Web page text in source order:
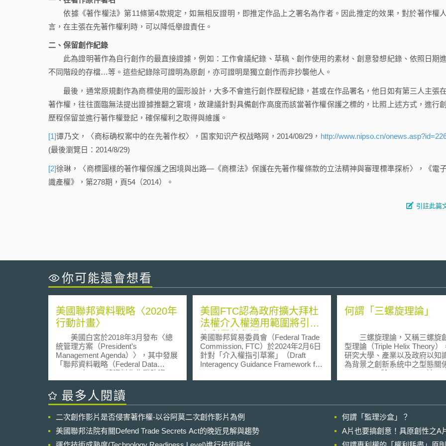
依據《著作權法》第11條第4款規定，如無相反證明，即推定作品上之署名為作者。因此推定的效果，對於著作權
言，在主張在先著作權利時，可以降低舉證責任。
二、保留創作紀錄
此為證明著作為自行創作的最直接證據，例如：工作會議紀錄、草稿、創作使用的素材、創意發想紀錄、依照日期
不同階段的存檔…等。這些紀錄除可證明為原創，亦可證明是獨立創作而非抄襲他人。
最後，通常原規劃作為商標使用的圖形設計，大多不會進行創作歷程紀錄，甚或在作品署名，他日如有第三人主張
著作權，往往面臨無法提出證據推翻之窘境，故建議針對具備創作高度而該當著作權保護之標的，比照上述方式，進行
歷程保留並進行著作權登記，確保權利之取得與維護。
[1]谭乃文，〈商标确权案中的在先著作权〉，国家知识产权战略网，2014/08/29， http://www.nipso.cn/
(最後瀏覽日：2014/8/29)
[2]徐琳，〈商標圖樣的著作權保護之困境與出路—《商標法》保護在先著作權條款的立法精神與審理標準探析〉，《電
識產權》，第278期，頁54（2014）。
引註此篇
你可能還會想看
美國聯邦資料戰略〈2020年
行動計畫〉
美國白宮於2018年3月發布〈總
統管理方案（President’s
Management Agenda）〉，其中發展
「聯邦資料戰略（Federal Data
Strategy）」，將資料作為戰略資
產，藉以發展經濟、提高聯邦政府效
能、促進監督與透明度，為方案中重
要之工作目標之一。「聯邦資料戰
分，以指導聯邦資料之管理和使用：
1.使命宣言：闡明戰略之意圖與核心
目的；2.原則：有十大恆定原則對於
美國FTC認為政府擴大拜杜
法權介入權適用範圍將引發
專利叢林危機
美國聯邦貿易委員會（Federal Trade
Commission, FTC）於2024年2月6日
針對「介入權指引草案」（Draft
Interagency Guidance Framework for
Rights）提交意見書。介入權指引草
布於聯邦公報（Federal Register），
旨在訂立政府機關發動《拜杜法》
（Bayh-Dole Act）第203條「介入
何謂「三螺旋理論」
三螺旋理論，又稱三螺旋
型理論（Triple Helix Theory）
研究大學、產業以及政府以知
為背景之創新系統中之型態關
Etzknowitz與Leydesdorff於
次提出。 因應知識經濟時代來
探討如何協調產業、政府、學
於知識運用和研發成果產出上
作；當社會動態產生改變，過
最多人閱讀
二次創作影片是否侵害著作權-以谷阿莫二次創作影片為例
何謂「監理沙盒」？
美國聯邦法院有關Defend Trade Secrets Act的晚近見解與趨勢
A片也要搞創意！具原創性之A